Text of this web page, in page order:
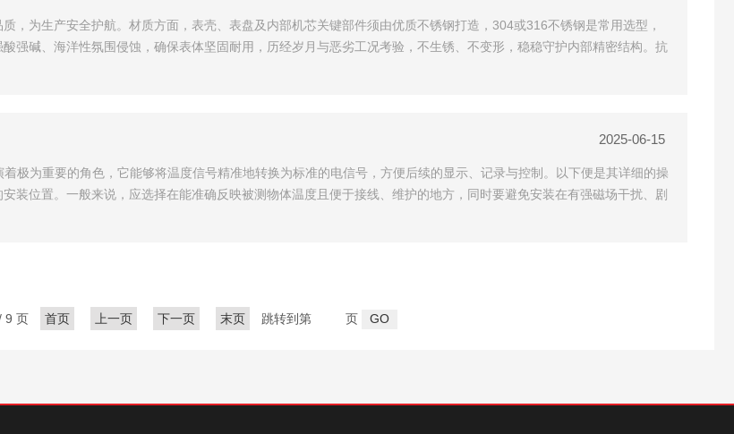
，为生产安全护航。材质方面，表壳、表盘及内部机芯关键部件须由优质不锈钢打造，304或316不锈钢是常用选型，
强碱、海洋性氛围侵蚀，确保表体坚固耐用，历经岁月与恶劣工况考验，不生锈、不变形，稳稳守护内部精密结构。抗
2025-06-15
极为重要的角色，它能够将温度信号精准地转换为标准的电信号，方便后续的显示、记录与控制。以下便是其详细的操
装位置。一般来说，应选择在能准确反映被测物体温度且便于接线、维护的地方，同时要避免安装在有强磁场干扰、剧
9 页 首页 上一页 下一页 末页 跳转到第 页